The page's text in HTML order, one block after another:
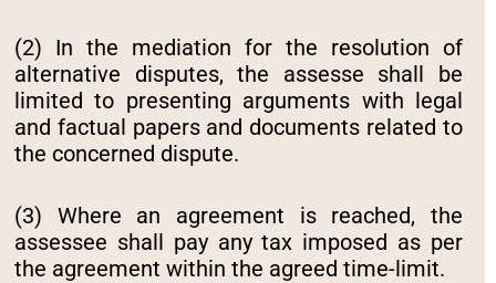
(2) In the mediation for the resolution of
alternative disputes, the assesse shall be
limited to presenting arguments with legal
and factual papers and documents related to
the concerned dispute.
(3) Where an agreement is reached, the
assessee shall pay any tax imposed as per
the agreement within the agreed time-limit.